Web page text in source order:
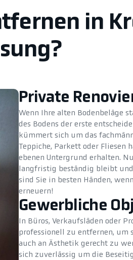
in
Private
Wenn Ihre alten Bodenbeläge
des Bodens der erste
kümmert sich um das
Teppiche, Parkett oder Fliesen
ebenen Untergrund erhalten.
langfristig beständig bleibt
sind Sie in besten Händen,
erneuern!
Gewerbliche
In Büros, Verkaufsläden oder
professionell zu entfernen, um
auch an Ästhetik gerecht zu
sich zuverlässig um die